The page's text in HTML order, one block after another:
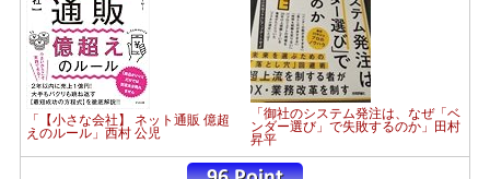
「【小さな会社】 ネット通販 億超
えのルール」西村 公児
「御社のシステム発注は、なぜ「ベ
ンダー選び」で失敗するのか」田村
昇平